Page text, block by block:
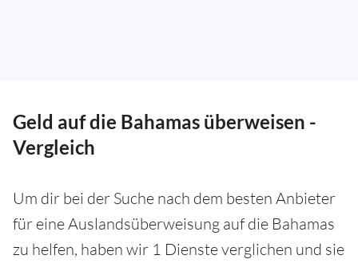
Geld auf die Bahamas überweisen -
Vergleich
Um dir bei der Suche nach dem besten Anbieter
für eine Auslandsüberweisung auf die Bahamas
zu helfen, haben wir 1 Dienste verglichen und sie